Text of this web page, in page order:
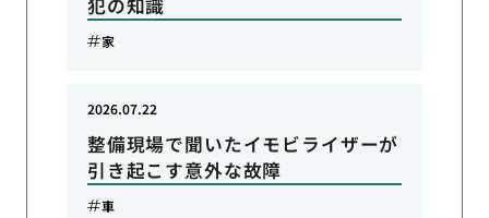
犯の知識
家
整備現場で聞いたイモビライザーが
引き起こす意外な故障
2026.07.22
車